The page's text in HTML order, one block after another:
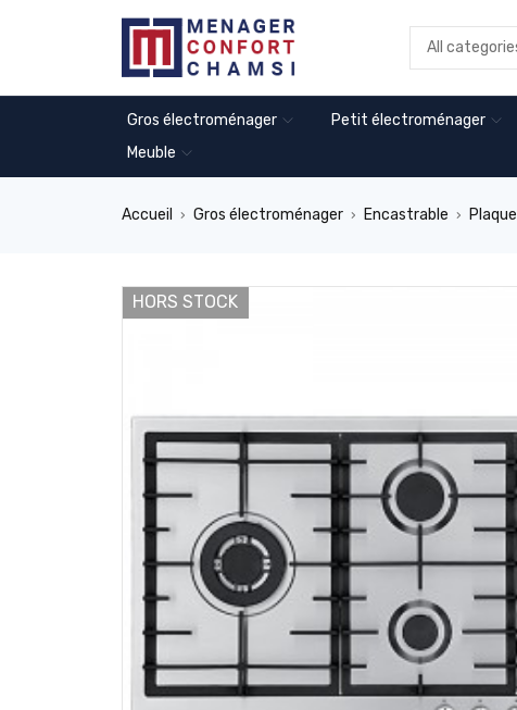
Gros électroménager Petit électroménager
Meuble
Accueil › Gros électroménager › Encastrable › Plaque
HORS STOCK